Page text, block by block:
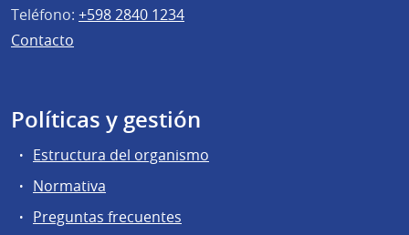
Teléfono: +598 2840 1234
Contacto
Políticas y gestión
Estructura del organismo
Normativa
Preguntas frecuentes